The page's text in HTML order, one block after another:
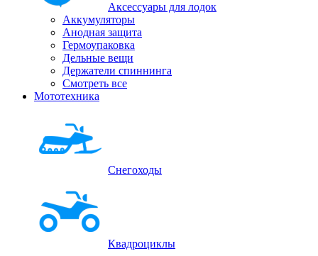
Аксессуары для лодок
Аккумуляторы
Анодная защита
Гермоупаковка
Дельные вещи
Держатели спиннинга
Смотреть все
Мототехника
Снегоходы
Квадроциклы